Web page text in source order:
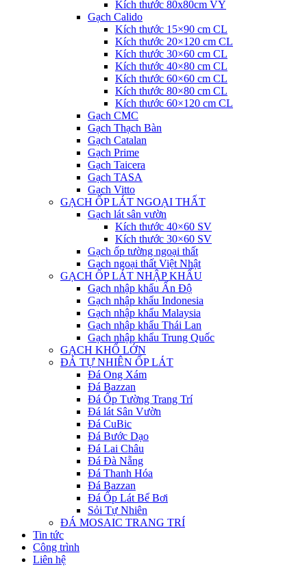
Kích thước 80x80cm VY
Gạch Calido
Kích thước 15×90 cm CL
Kích thước 20×120 cm CL
Kích thước 30×60 cm CL
Kích thước 40×80 cm CL
Kích thước 60×60 cm CL
Kích thước 80×80 cm CL
Kích thước 60×120 cm CL
Gạch CMC
Gạch Thạch Bàn
Gạch Catalan
Gạch Prime
Gạch Taicera
Gạch TASA
Gạch Vitto
GẠCH ỐP LÁT NGOẠI THẤT
Gạch lát sân vườn
Kích thước 40×60 SV
Kích thước 30×60 SV
Gạch ốp tường ngoại thất
Gạch ngoại thất Việt Nhật
GẠCH ỐP LÁT NHẬP KHẨU
Gạch nhập khẩu Ấn Độ
Gạch nhập khẩu Indonesia
Gạch nhập khẩu Malaysia
Gạch nhập khẩu Thái Lan
Gạch nhập khẩu Trung Quốc
GẠCH KHỔ LỚN
ĐÁ TỰ NHIÊN ỐP LÁT
Đá Ong Xám
Đá Bazzan
Đá Ốp Tường Trang Trí
Đá lát Sân Vườn
Đá CuBic
Đá Bước Dạo
Đá Lai Châu
Đá Đà Nẵng
Đá Thanh Hóa
Đá Bazzan
Đá Ốp Lát Bể Bơi
Sỏi Tự Nhiên
ĐÁ MOSAIC TRANG TRÍ
Tin tức
Công trình
Liên hệ